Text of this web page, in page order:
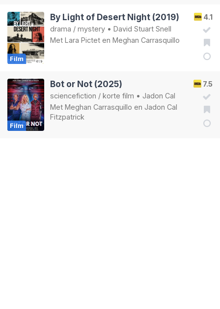
Film
4.1
By Light of Desert Night (2019)
drama / mystery • David Stuart Snell
Met Lara Pictet en Meghan Carrasquillo
Film
7.5
Bot or Not (2025)
sciencefiction / korte film • Jadon Cal
Met Meghan Carrasquillo en Jadon Cal
Fitzpatrick